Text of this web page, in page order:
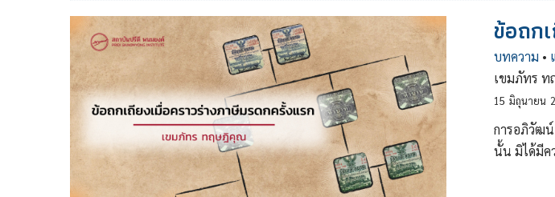
ข้อถก
บทความ •
เขมภัทร
15 มิถุนายน
การอภิวัฒ
นั้น มิได้มีค